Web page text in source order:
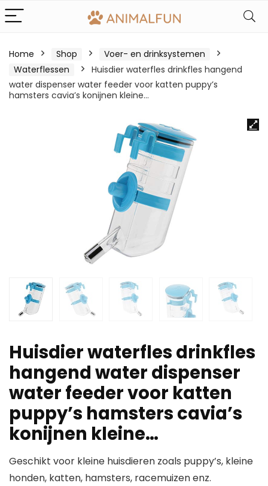
Home Shop
Voer- en drinksystemen
Waterflessen
Huisdier waterfles drinkfles hangend
water dispenser water feeder voor katten puppy’s
hamsters cavia’s konijnen kleine…
Huisdier waterfles drinkfles
hangend water dispenser
water feeder voor katten
puppy’s hamsters cavia’s
konijnen kleine…
Geschikt voor kleine huisdieren zoals puppy’s, kleine
honden, katten, hamsters, racemuizen enz.